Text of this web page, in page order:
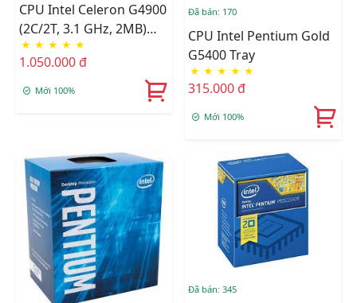
CPU Intel Celeron G4900
(2C/2T, 3.1 GHz, 2MB)
TRAY + FAN I3
★ ★ ★ ★ ★
1.050.000 đ
Mới 100%
Đã bán: 170
CPU Intel Pentium Gold
G5400 Tray
★ ★ ★ ★ ★
315.000 đ
Mới 100%
Đã bán: 345